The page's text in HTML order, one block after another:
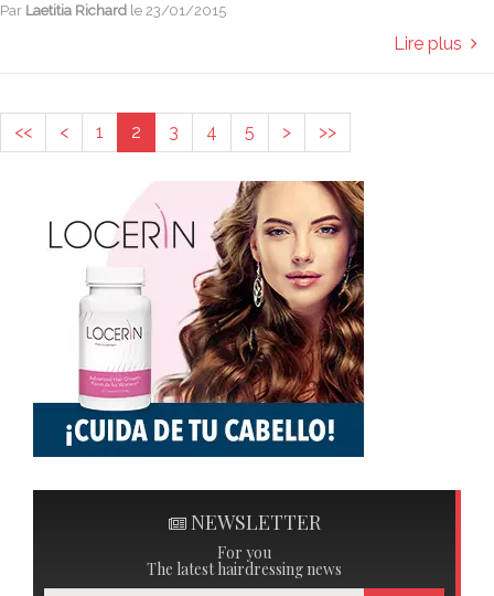
Par Laetitia Richard le 23/01/2015
Lire plus
<< < 1 2 3 4 5 > >>
NEWSLETTER
For you
The latest hairdressing news